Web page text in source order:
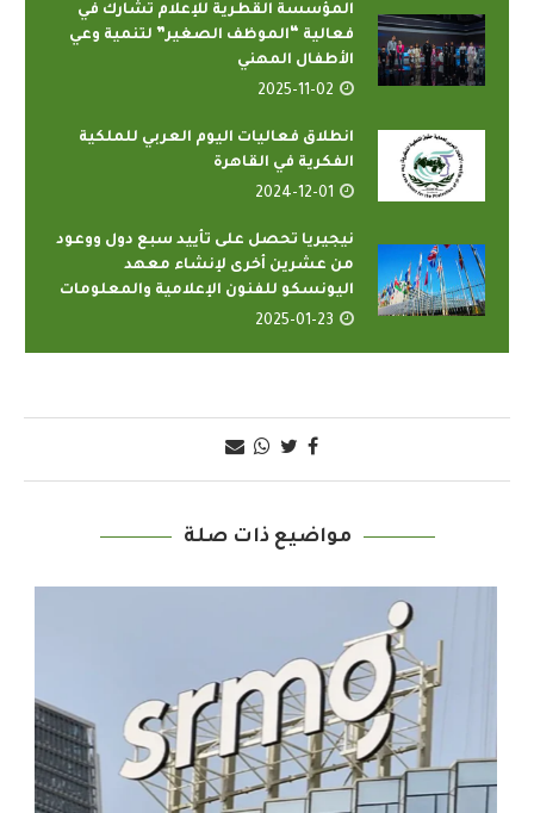
المؤسسة القطرية للإعلام تشارك في
فعالية “الموظف الصغير” لتنمية وعي
الأطفال المهني
2025-11-02
انطلاق فعاليات اليوم العربي للملكية
الفكرية في القاهرة
2024-12-01
نيجيريا تحصل على تأييد سبع دول ووعود
من عشرين أخرى لإنشاء معهد
اليونسكو للفنون الإعلامية والمعلومات
2025-01-23
مواضيع ذات صلة